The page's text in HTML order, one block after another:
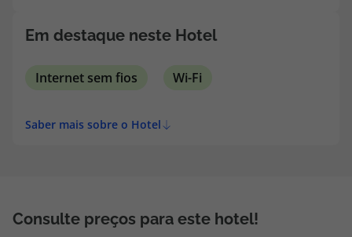
Em destaque neste Hotel
Internet sem fios Wi-Fi
Saber mais sobre o Hotel
Consulte preços para este hotel!